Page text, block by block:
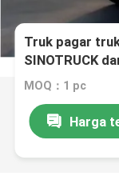
Truk pagar
SINOTRUCK
MOQ：1 pc
Harga